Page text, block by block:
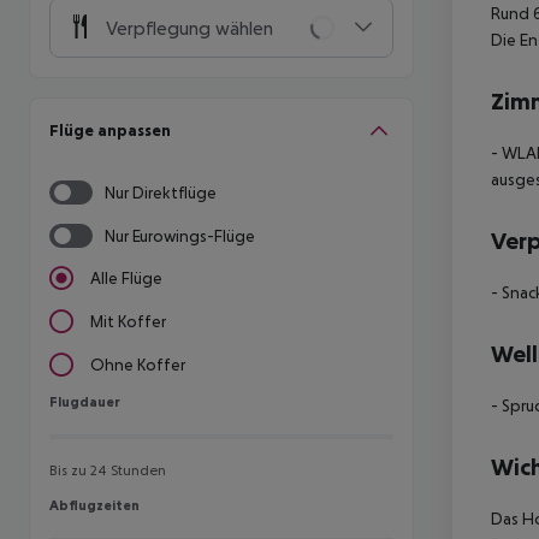
Verpflegung wählen
Flüge anpassen
Nur Direktflüge
Nur Eurowings-Flüge
Alle Flüge
Mit Koffer
Ohne Koffer
Flugdauer
Flugdauer
Bis zu 24 Stunden
Abflugzeiten
Abflugzeiten
Rund
Die
-
-
-
Das